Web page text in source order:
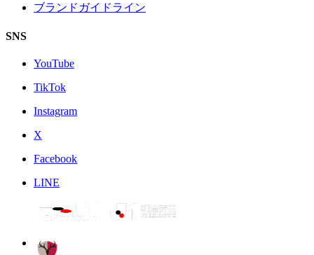
ブランドガイドライン
SNS
YouTube
TikTok
Instagram
X
Facebook
LINE